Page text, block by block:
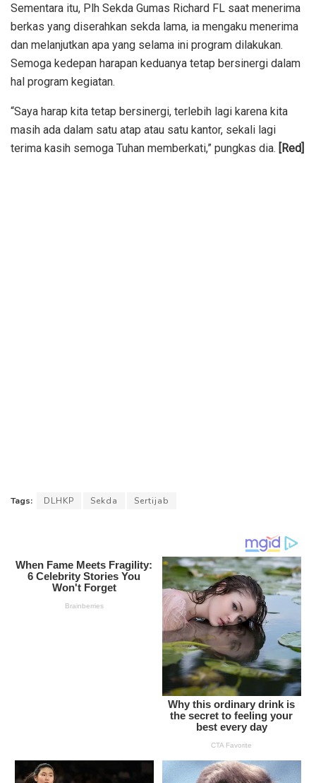
Sementara itu, Plh Sekda Gumas Richard FL saat menerima
berkas yang diserahkan sekda lama, ia mengaku menerima
dan melanjutkan apa yang selama ini program dilakukan.
Semoga kedepan harapan keduanya tetap bersinergi dalam
hal program kegiatan.
“Saya harap kita tetap bersinergi, terlebih lagi karena kita
masih ada dalam satu atap atau satu kantor, sekali lagi
terima kasih semoga Tuhan memberkati,” pungkas dia. [Red]
Tags: DLHKP Sekda Sertijab